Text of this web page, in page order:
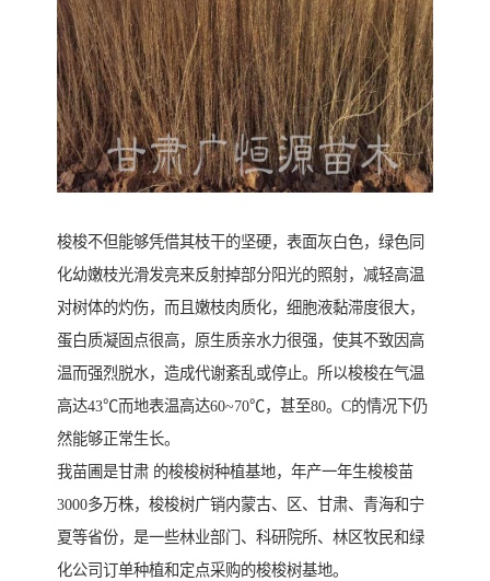
梭梭不但能够凭借其枝干的坚硬，表面灰白色，绿色同
化幼嫩枝光滑发亮来反射掉部分阳光的照射，减轻高温
对树体的灼伤，而且嫩枝肉质化，细胞液黏滞度很大，
蛋白质凝固点很高，原生质亲水力很强，使其不致因高
温而强烈脱水，造成代谢紊乱或停止。所以梭梭在气温
高达43℃而地表温高达60~70℃，甚至80。C的情况下仍
然能够正常生长。
我苗圃是甘肃 的梭梭树种植基地，年产一年生梭梭苗
3000多万株，梭梭树广销内蒙古、区、甘肃、青海和宁
夏等省份，是一些林业部门、科研院所、林区牧民和绿
化公司订单种植和定点采购的梭梭树基地。